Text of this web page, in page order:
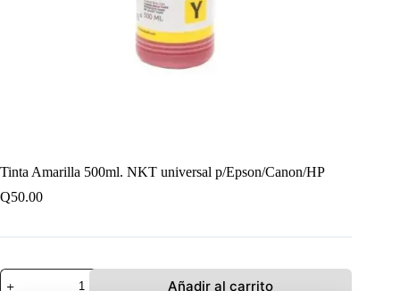
Tinta Amarilla 500ml. NKT universal p/Epson/Canon/HP
Q50.00
Tinta
Añadir al carrito